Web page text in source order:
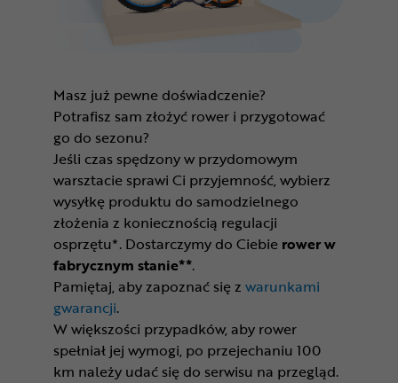
Masz już pewne doświadczenie?
Potrafisz sam złożyć rower i przygotować
go do sezonu?
Jeśli czas spędzony w przydomowym
warsztacie sprawi Ci przyjemność, wybierz
wysyłkę produktu do samodzielnego
złożenia z koniecznością regulacji
osprzętu*. Dostarczymy do Ciebie rower w
fabrycznym stanie**.
Pamiętaj, aby zapoznać się z warunkami
gwarancji.
W większości przypadków, aby rower
spełniał jej wymogi, po przejechaniu 100
km należy udać się do serwisu na przegląd.